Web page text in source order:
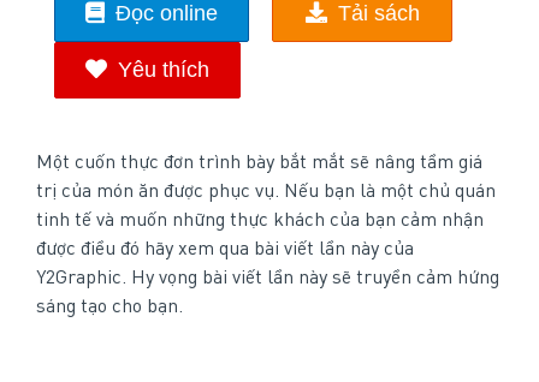
Đọc online Tải sách
Yêu thích
Một cuốn thực đơn trình bày bắt mắt sẽ nâng tầm giá
trị của món ăn được phục vụ. Nếu bạn là một chủ quán
tinh tế và muốn những thực khách của bạn cảm nhận
được điều đó hãy xem qua bài viết lần này của
Y2Graphic. Hy vọng bài viết lần này sẽ truyền cảm hứng
sáng tạo cho bạn.